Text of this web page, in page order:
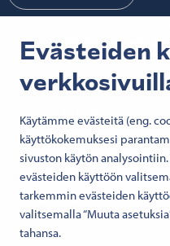
Evästeiden
Käytämme evästeitä (eng.
käyttökokemuksesi
sivuston käytön
evästeiden käyttöön
tarkemmin evästeiden
valitsemalla “Muuta
tahansa.
Tilaa mediatiedotteet
© 2026 Senaatti-kiinteistöt
Käyttöehdot
Evästeet
Seuraa meitä:
Senate Properties on
Senate Properties on
Senate Properties on
Senate in X
Senate Properties
Senate